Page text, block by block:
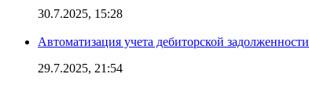
30.7.2025, 15:28
Автоматизация учета дебиторской задолженности
29.7.2025, 21:54